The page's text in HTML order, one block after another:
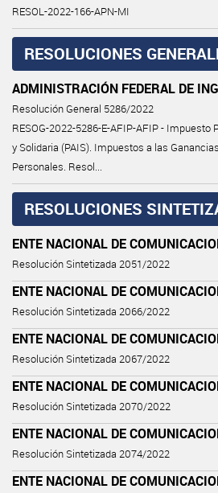
RESOL-2022-166-APN-MI
RESOLUCIONES
ADMINISTRACIÓN FEDERAL DE
Resolución General 5286/2022
RESOG-2022-5286-E-AFIP-AFIP - Impuesto
y Solidaria (PAIS). Impuestos a las
Personales. Resol...
RESOLUCIONES
ENTE NACIONAL DE
Resolución Sintetizada 2051/2022
ENTE NACIONAL DE
Resolución Sintetizada 2066/2022
ENTE NACIONAL DE
Resolución Sintetizada 2067/2022
ENTE NACIONAL DE
Resolución Sintetizada 2070/2022
ENTE NACIONAL DE
Resolución Sintetizada 2074/2022
ENTE NACIONAL DE